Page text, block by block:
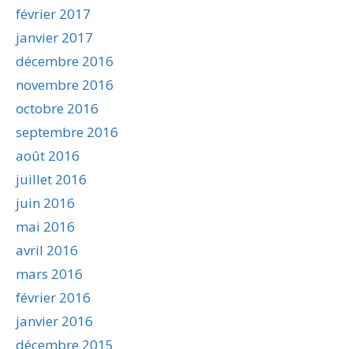
février 2017
janvier 2017
décembre 2016
novembre 2016
octobre 2016
septembre 2016
août 2016
juillet 2016
juin 2016
mai 2016
avril 2016
mars 2016
février 2016
janvier 2016
décembre 2015